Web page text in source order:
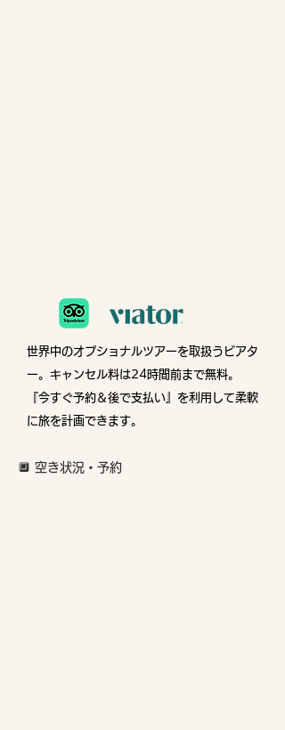
世界中のオプショナルツアーを取扱うビアタ
ー。 キャンセル料は24時間前まで無料。
『今すぐ予約＆後で支払い』を利用して柔軟
に旅を計画できます。
🔲 空き状況・予約